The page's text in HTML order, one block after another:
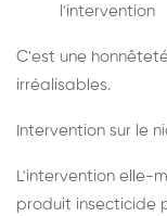
l'intervention
C'est une
irréalisables.
Intervention sur le
L'intervention elle-
produit insecticide